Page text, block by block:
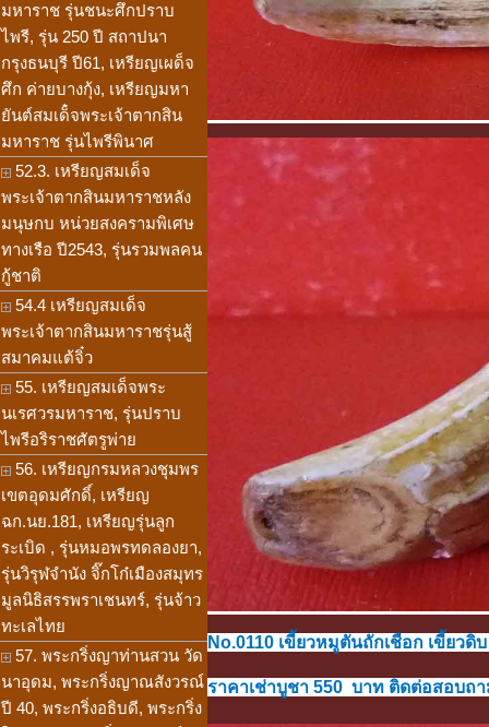
มหาราช รุ่นชนะศึกปราบ
ไพรี, รุ่น 250 ปี สถาปนา
กรุงธนบุรี ปี61, เหรียญเผด็จ
ศึก ค่ายบางกุ้ง, เหรียญมหา
ยันต์สมเด็๋จพระเจ้าตากสิน
มหาราช รุ่นไพรีพินาศ
52.3. เหรียญสมเด็จ
พระเจ้าตากสินมหาราชหลัง
มนุษกบ หน่วยสงครามพิเศษ
ทางเรือ ปี2543, รุ่นรวมพลคน
กู้ชาติ
54.4 เหรียญสมเด็จ
พระเจ้าตากสินมหาราชรุ่นสู้
สมาคมแต้จิ๋ว
55. เหรียญสมเด็จพระ
นเรศวรมหาราช, รุ่นปราบ
ไพรีอริราชศัตรูพ่าย
56. เหรียญกรมหลวงชุมพร
เขตอุดมศักดิ์, เหรียญ
ฉก.นย.181, เหรียญรุ่นลูก
ระเบิด , รุ่นหมอพรทดลองยา,
รุ่นวิรุฬจำนัง จิ๊กโก๋เมืองสมุทร
มูลนิธิสรรพราเชนทร์, รุ่นจ้าว
ทะเลไทย
57. พระกริ่งญาท่านสวน วัด
นาอุดม, พระกริ่งญาณสังวรณ์
ปี 40, พระกริ่งอธิบดี, พระกริ่ง
No.0110 เขี้ยวหมูตันถักเชือก เขี้ยว
ราคาเช่าบูชา 550 บาท ติดต่อสอบถ